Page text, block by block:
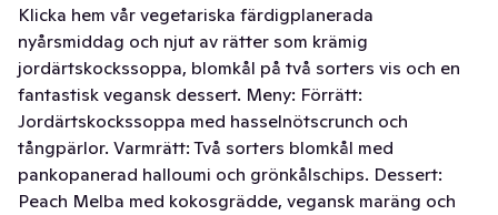
Klicka hem vår vegetariska färdigplanerada
nyårsmiddag och njut av rätter som krämig
jordärtskockssoppa, blomkål på två sorters vis och en
fantastisk vegansk dessert. Meny: Förrätt:
Jordärtskockssoppa med hasselnötscrunch och
tångpärlor. Varmrätt: Två sorters blomkål med
pankopanerad halloumi och grönkålschips. Dessert:
Peach Melba med kokosgrädde, vegansk maräng och